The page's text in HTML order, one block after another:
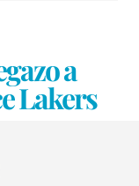
a
Lakers